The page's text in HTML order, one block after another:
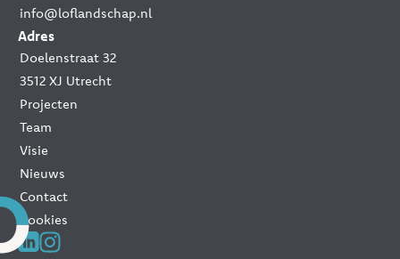
info@loflandschap.nl
Adres
Doelenstraat 32
3512 XJ Utrecht
Projecten
Team
Visie
Nieuws
Contact
Cookies